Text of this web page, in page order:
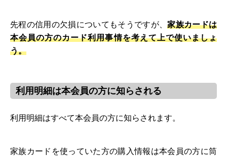
先程の信用の欠損についてもそうですが、家族カードは
本会員の方のカード利用事情を考えて上で使いましょ
う。
利用明細は本会員の方に知らされる
利用明細はすべて本会員の方に知らされます。
家族カードを使っていた方の購入情報は本会員の方に筒